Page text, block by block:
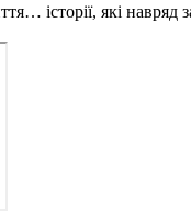
історії, які